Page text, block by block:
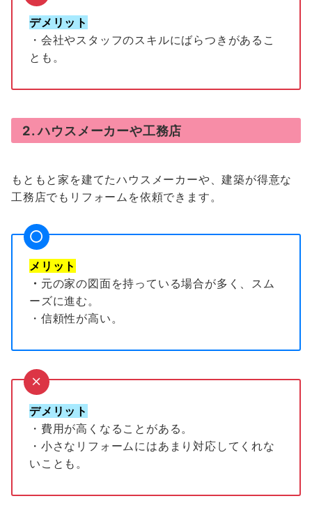
デメリット
・会社やスタッフのスキルにばらつきがあるこ
とも。
2. ハウスメーカーや工務店
もともと家を建てたハウスメーカーや、建築が得意な
工務店でもリフォームを依頼できます。
メリット
・ 元の家の図面を持っている場合が多く、スム
ーズに進む。
・信頼性が高い。
デメリット
・費用が高くなることがある。
・小さなリフォームにはあまり対応してくれな
いことも。